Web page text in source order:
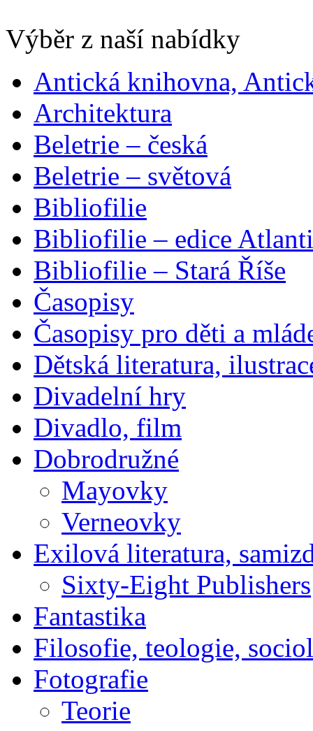
Výběr z naší nabídky
Antická knihovna,
Architektura
Beletrie – česká
Beletrie – světová
Bibliofilie
Bibliofilie – edice
Bibliofilie – Stará Říše
Časopisy
Časopisy pro děti a
Dětská literatura,
Divadelní hry
Divadlo, film
Dobrodružné
Mayovky
Verneovky
Exilová literatura,
Sixty-Eight Publishers
Fantastika
Filosofie, teologie,
Fotografie
Teorie